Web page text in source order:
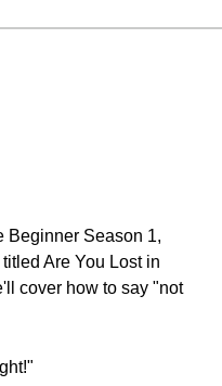
Beginner Season 1,
Are You Lost in
cover how to say "not